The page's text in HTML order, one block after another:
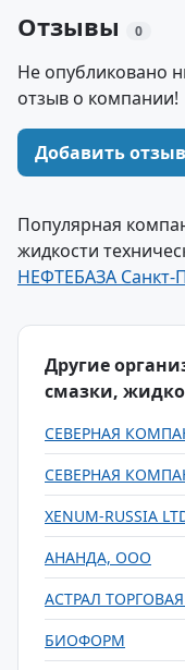
Отзывы 0
Не опубликовано
отзыв о компании!
Добавить отзыв
Популярная
жидкости
НЕФТЕБАЗА Санкт-
Другие
смазки,
СЕВЕРНАЯ
СЕВЕРНАЯ
XENUM-RUSSIA
АНАНДА, ООО
АСТРАЛ
БИОФОРМ